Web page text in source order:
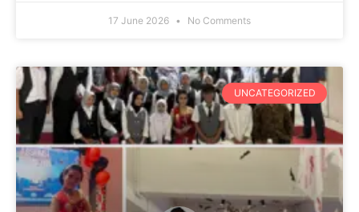
17 June 2026 No Comments
UNCATEGORIZED